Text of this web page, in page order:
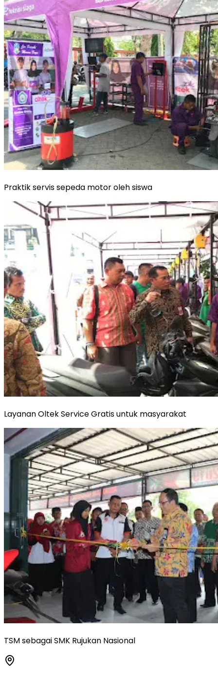
Praktik servis sepeda motor oleh siswa
Layanan Oltek Service Gratis untuk masyarakat
TSM sebagai SMK Rujukan Nasional